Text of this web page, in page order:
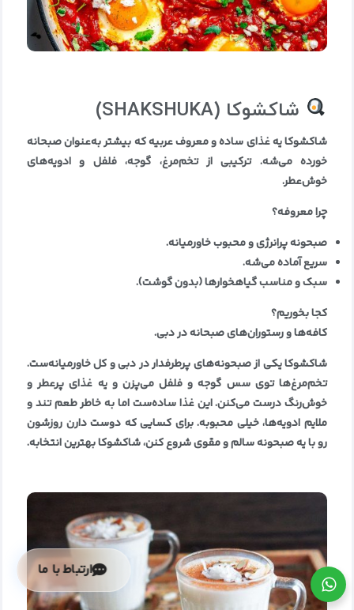
شاکشوکا (SHAKSHUKA)
شاکشوکا یه غذای ساده و معروف عربیه که بیشتر به‌عنوان صبحانه
خورده می‌شه. ترکیبی از تخم‌مرغ، گوجه، فلفل و ادویه‌های
خوش‌عطر.
چرا معروفه؟
صبحونه پرانرژی و محبوب خاورمیانه.
سریع آماده می‌شه.
سبک و مناسب گیاهخوارها (بدون گوشت).
کجا بخوریم؟
کافه‌ها و رستوران‌های صبحانه در دبی.
شاکشوکا یکی از صبحونه‌های پرطرفدار در دبی و کل خاورمیانه‌ست.
تخم‌مرغ‌ها توی سس گوجه و فلفل می‌پزن و یه غذای پرعطر و
خوش‌رنگ درست می‌کنن. این غذا ساده‌ست اما به خاطر طعم تند و
ملایم ادویه‌ها، خیلی محبوبه. برای کسایی که دوست دارن روزشون
رو با یه صبحونه سالم و مقوی شروع کنن، شاکشوکا بهترین انتخابه.
ارتباط با ما